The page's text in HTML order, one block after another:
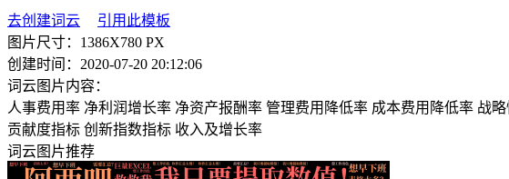
去创建词云
引用此模板
图片尺寸： 1386X780 PX
创建时间： 2020-07-20 20:12:06
词云图片内容：
人事费用率 净利润增长率 净资产报酬率 管理费用降低率 成本费用降低率 战
贡献度指标 创新指数指标 收入及增长率
词云图片推荐